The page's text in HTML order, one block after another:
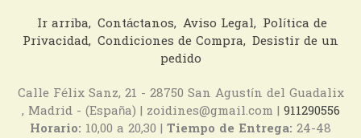
Ir arriba Contáctanos Aviso Legal Política de
Privacidad Condiciones de Compra Desistir de un
pedido
Calle Félix Sanz, 21 - 28750 San Agustín del Guadalix
, Madrid - (España) | zoidines@gmail.com | 911290556
Horario: 10,00 a 20,30 | Tiempo de Entrega: 24-48